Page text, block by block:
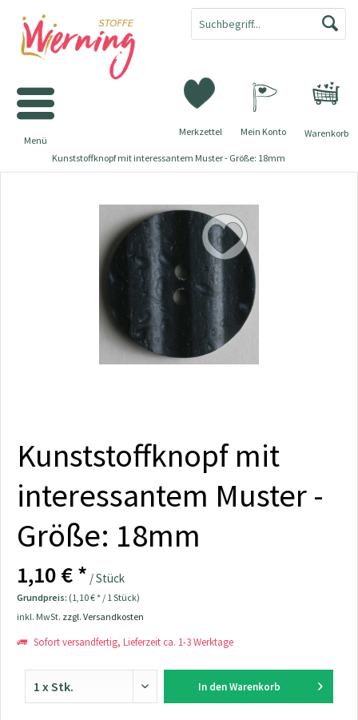
Warenkorb
Merkzettel Mein Konto
Menü
Kunststoffknopf mit interessantem Muster - Größe: 18mm
Kunststoffknopf mit
interessantem Muster -
Größe: 18mm
1,10 € * / Stück
Grundpreis: (1,10 € * / 1 Stück)
inkl. MwSt. zzgl. Versandkosten
Sofort versandfertig, Lieferzeit ca. 1-3 Werktage
In den Warenkorb